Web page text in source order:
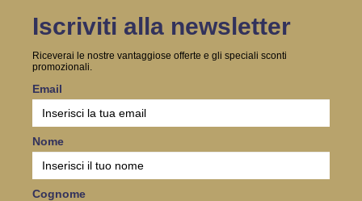
Iscriviti alla newsletter
Riceverai le nostre vantaggiose offerte e gli speciali sconti
promozionali.
Email
Nome
Cognome